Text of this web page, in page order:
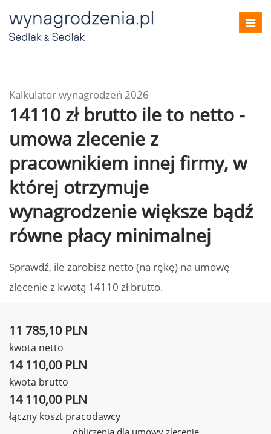
Kalkulator wynagrodzeń 2026
14110 zł brutto ile to netto -
umowa zlecenie z
pracownikiem innej firmy, w
której otrzymuje
wynagrodzenie większe bądź
równe płacy minimalnej
Sprawdź, ile zarobisz netto (na rękę) na umowę
zlecenie z kwotą 14110 zł brutto.
11 785,10 PLN
kwota netto
14 110,00 PLN
kwota brutto
14 110,00 PLN
łączny koszt pracodawcy
obliczenia dla umowy zlecenie